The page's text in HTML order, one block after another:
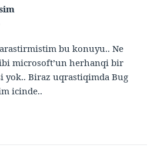
bu konuyu.. Ne
microsoft’un herhanqi bir
yok.. Biraz uqrastiqimda Bug
icinde..